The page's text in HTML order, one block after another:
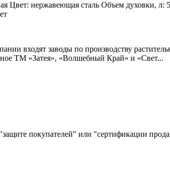
Цвет: нержавеющая сталь Объем духовки, л:
входят заводы по производству
ТМ «Затея», «Волшебный Край» и «Свет...
"защите покупателей" или "сертификации